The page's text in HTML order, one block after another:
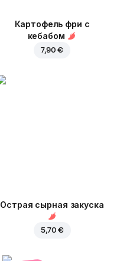
Картофель фри с
кебабом
7,90 €
Острая сырная закуска
5,70 €